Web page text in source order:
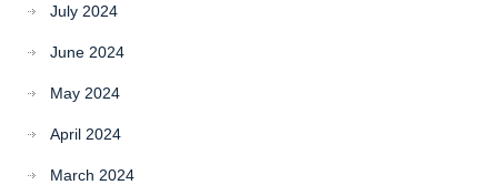
July 2024
June 2024
May 2024
April 2024
March 2024